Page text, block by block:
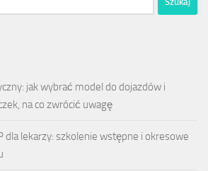
jak wybrać model do dojazdów i
na co zwrócić uwagę
dla lekarzy: szkolenie wstępne i okresowe